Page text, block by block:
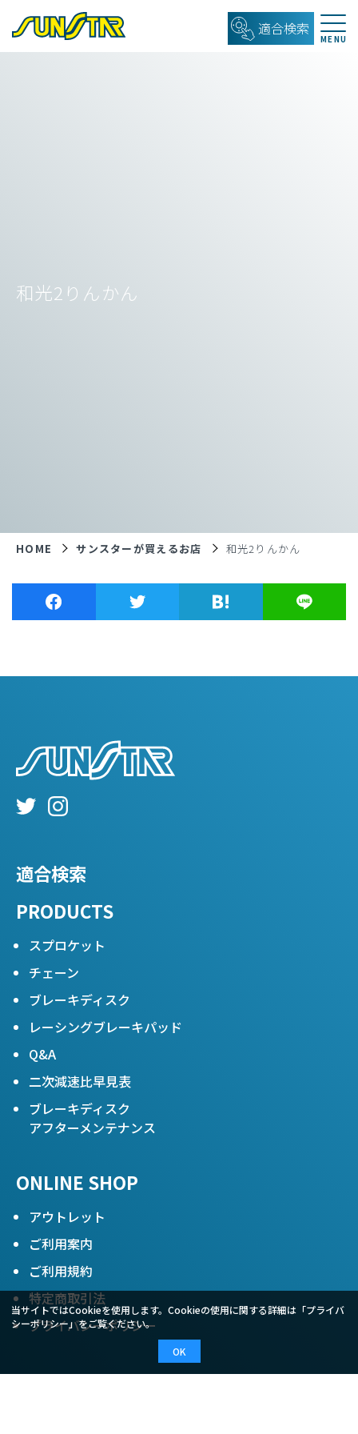
適合検索
和光2りんかん
HOME サンスターが買えるお店 和光2りんかん
適合検索
PRODUCTS
スプロケット
チェーン
ブレーキディスク
レーシングブレーキパッド
Q&A
二次減速比早見表
ブレーキディスク
アフターメンテナンス
ONLINE SHOP
アウトレット
ご利用案内
ご利用規約
特定商取引法
プライバシーポリシー
COMPANY
当サイトではCookieを使用します。Cookieの使用に関する詳細は「プライバ
シーポリシー」をご覧ください。
OK